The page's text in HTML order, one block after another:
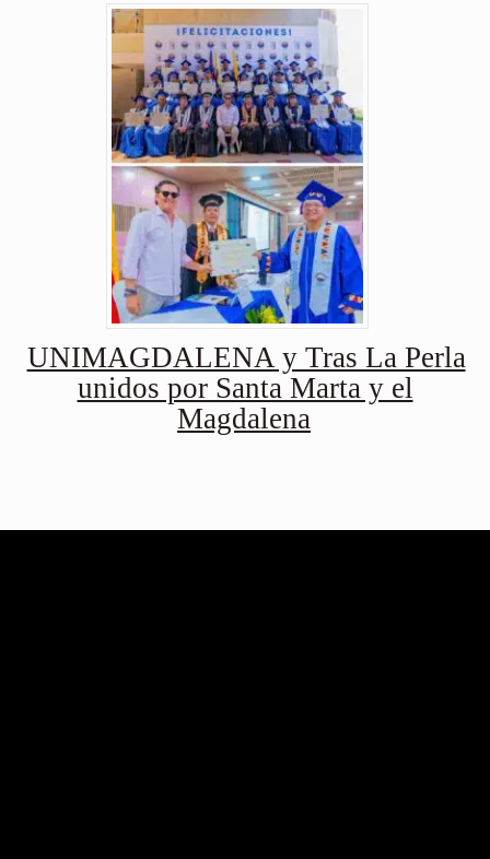
UNIMAGDALENA y Tras La Perla
unidos por Santa Marta y el
Magdalena